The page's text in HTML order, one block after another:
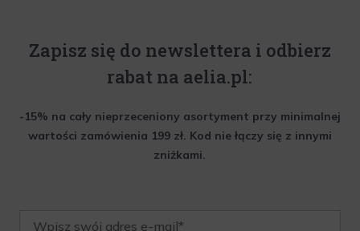
Zapisz się do newslettera i odbierz
rabat na aelia.pl:
-15% na cały nieprzeceniony asortyment przy minimalnej
wartości zamówienia 199 zł. Kod nie łączy się z innymi
zniżkami.